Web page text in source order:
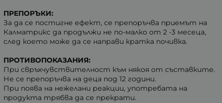
ПРЕПОРЪКИ:
За да се постигне ефект, се препоръчва приемът на
Калматрикс да продължи не по-малко от 2 -3 месеца,
след което може да се направи кратка почивка.
ПРОТИВОПОКАЗАНИЯ:
При свръхчувствителност към някоя от съставките.
Не се препоръчва на деца под 12 години.
При поява на нежелани реакции, употребата на
продукта трябва да се прекрати.